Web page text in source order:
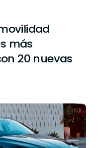
más
20 nuevas